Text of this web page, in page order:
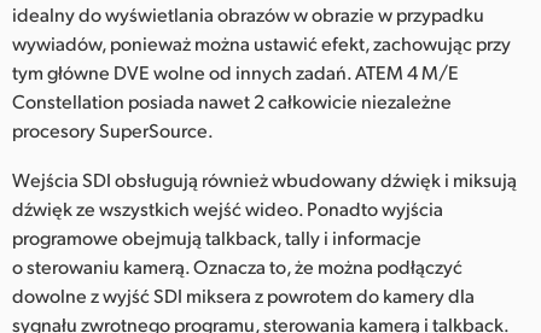
idealny do wyświetlania obrazów w obrazie w przypadku
wywiadów, ponieważ można ustawić efekt, zachowując przy
tym główne DVE wolne od innych zadań. ATEM 4 M/E
Constellation posiada nawet 2 całkowicie niezależne
procesory SuperSource.
Wejścia SDI obsługują również wbudowany dźwięk i miksują
dźwięk ze wszystkich wejść wideo. Ponadto wyjścia
programowe obejmują talkback, tally i informacje
o sterowaniu kamerą. Oznacza to, że można podłączyć
dowolne z wyjść SDI miksera z powrotem do kamery dla
sygnału zwrotnego programu, sterowania kamerą i talkback.